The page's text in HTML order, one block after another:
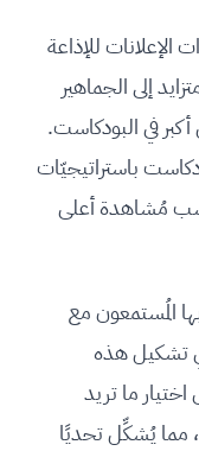
الإعلانات للإذاعة
إلى الجماهير
أكبر في البودكاست.
باستراتيجيّات
نسب مُشاهدة أعلى
المُستمعون مع
تشكيل هذه
ما تريد
مما يُشكِّل تحديًا